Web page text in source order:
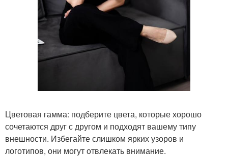
Цветовая гамма: подберите цвета, которые хорошо
сочетаются друг с другом и подходят вашему типу
внешности. Избегайте слишком ярких узоров и
логотипов, они могут отвлекать внимание.